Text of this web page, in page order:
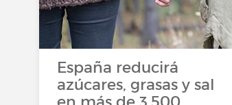
España reducirá
azúcares, grasas y sal